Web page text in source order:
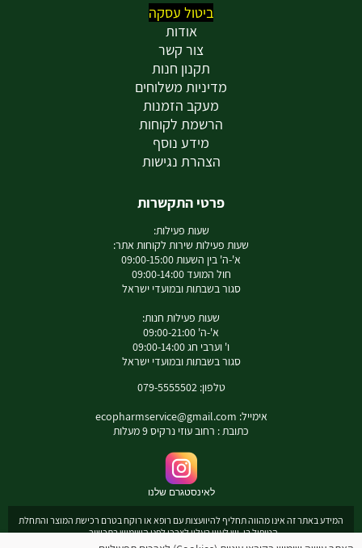
ביטול עסקה
אודות
צור קשר
תקנון חנות
מדיניות משלוחים
מעקב הזמנות
הרשמת לקוחות
מידע נוסף
הצהרת נגישות
פרטי התקשרות
שעות פעילות:
שעות פעילות שירות לקוחות אתר:
א'-ה' בין השעות 09:00-15:00
חול המועד 09:00-14:00
סגור בשבתות ובמועדי ישראל
שעות פעילות חנות:
א'-ה' 09:00-21:00
ו' וערבי חג 09:00-14:00
סגור בשבתות ובמועדי ישראל
טלפון: 079-5555502
אימייל: ecopharmservice@gmail.com
כתובת : רחוב עוזי נרקיס 9 מעלות
לאינסטגרם שלנו
המידע באתר זה אינו מהווה תחליף להיוועצות עם רופא או רוקח בטרם רכישת המוצר והתחלת
הטיפול בו. יש לעיין בעלון לצרכן לפני השימוש בתכשיר .
מומלץ להיוועץ עם רוקח בכל הנוגע למטרות ואופן השימוש , תופעות לוואי ואינטראקציה עם